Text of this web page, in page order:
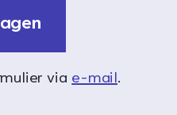
via e-mail.